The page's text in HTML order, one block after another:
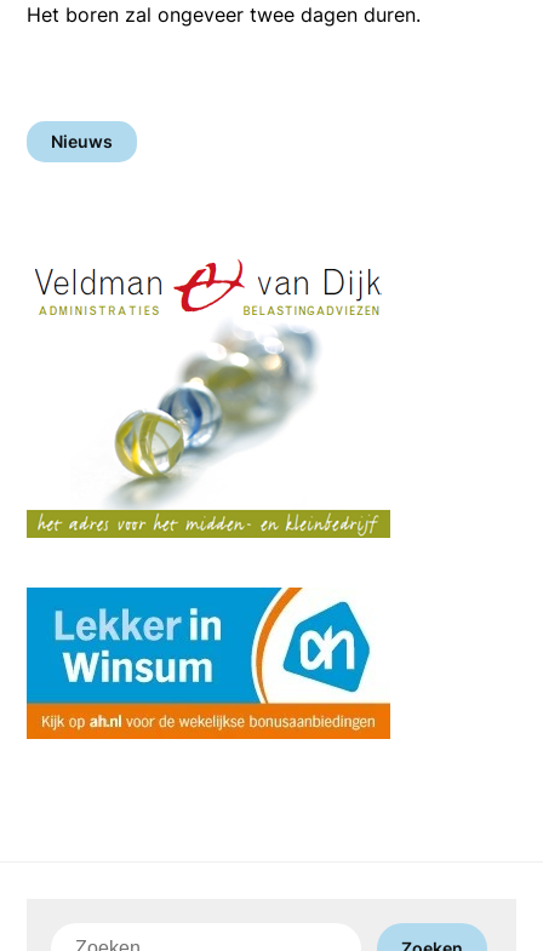
Het boren zal ongeveer twee dagen duren.
Nieuws
Zoeken